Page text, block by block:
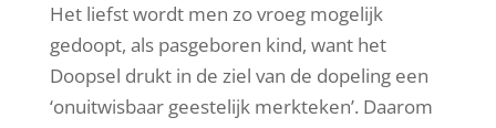
Het liefst wordt men zo vroeg mogelijk
gedoopt, als pasgeboren kind, want het
Doopsel drukt in de ziel van de dopeling een
‘onuitwisbaar geestelijk merkteken’. Daarom